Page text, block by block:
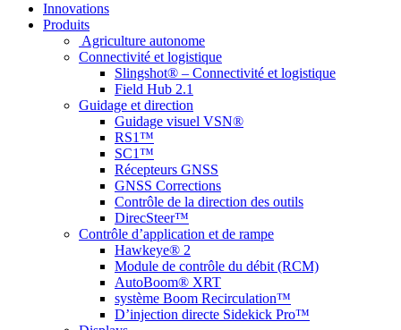
Innovations
Produits
Agriculture autonome
Connectivité et logistique
Slingshot® – Connectivité et logistique
Field Hub 2.1
Guidage et direction
Guidage visuel VSN®
RS1™
SC1™
Récepteurs GNSS
GNSS Corrections
Contrôle de la direction des outils
DirecSteer™
Contrôle d’application et de rampe
Hawkeye® 2
Module de contrôle du débit (RCM)
AutoBoom® XRT
système Boom Recirculation™
D’injection directe Sidekick Pro™